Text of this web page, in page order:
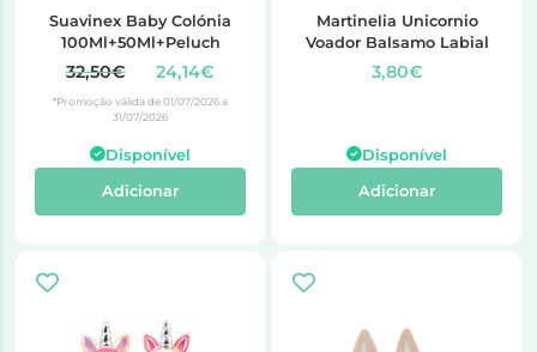
Suavinex Baby Colónia
100Ml+50Ml+Peluch
32,50€ 24,14€
*Promoção válida de 01/07/2026 a
31/07/2026
Disponível
Adicionar
Martinelia Unicornio
Voador Balsamo Labial
3,80€
Disponível
Adicionar